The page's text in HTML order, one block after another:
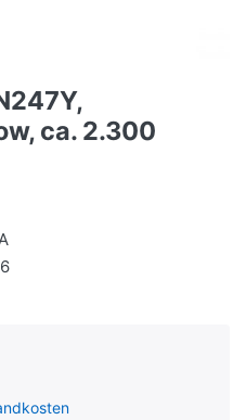
ca. 2.300